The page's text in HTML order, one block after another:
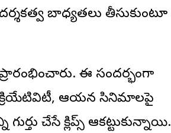
బాధ్యతలు తీసుకుంటూ
ఈ సందర్భంగా
ఆయన సినిమాలపై
చేసే క్లిప్స్ ఆకట్టుకున్నాయి.